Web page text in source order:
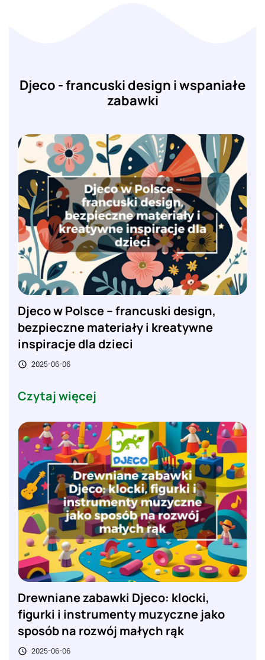
Djeco - francuski design i wspaniałe
zabawki
Djeco w Polsce – francuski design,
bezpieczne materiały i kreatywne
inspiracje dla dzieci
 2025-06-06
Czytaj więcej
Drewniane zabawki Djeco: klocki,
figurki i instrumenty muzyczne jako
sposób na rozwój małych rąk
 2025-06-06